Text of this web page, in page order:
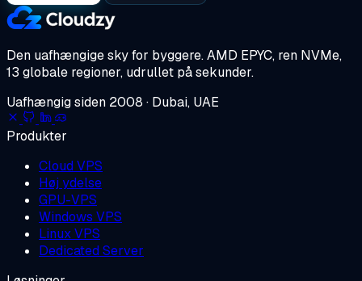
Den uafhængige sky for byggere.AMD EPYC, ren NVMe,
13 globale regioner, udrullet på sekunder.
Uafhængig siden 2008 · Dubai, UAE
Produkter
Cloud VPS
Høj ydelse
GPU-VPS
Windows VPS
Linux VPS
Dedicated Server